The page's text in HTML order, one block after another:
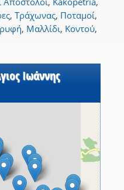
, Τράχωνας, Ποταμοί,
, Μαλλίδι, Κοντού,
Ιωάννης